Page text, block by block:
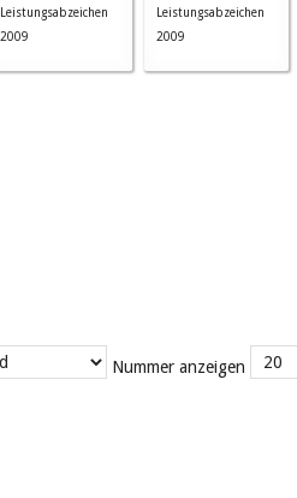
Leistungsabzeichen
2009
Leistungsabzeichen
2009
Nummer anzeigen